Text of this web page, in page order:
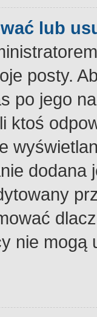
lub
posty.
po jego
ktoś
dodana
nie